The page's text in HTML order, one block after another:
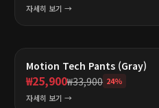
자세히 보기 →
Motion Tech Pants (Gray)
₩25,900₩33,900 24%
자세히 보기 →